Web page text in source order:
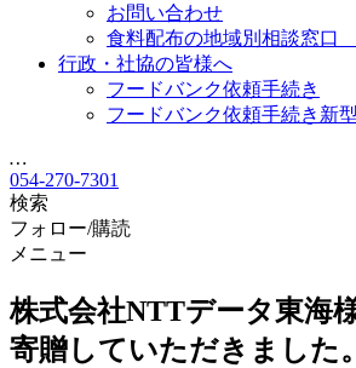
お問い合わせ
食料配布の地域別相談窓口
行政・社協の皆様へ
フードバンク依頼手続き
フードバンク依頼手続き新
…
054-270-7301
検索
フォロー/購読
メニュー
株式会社NTTデータ東海
寄贈していただきました。